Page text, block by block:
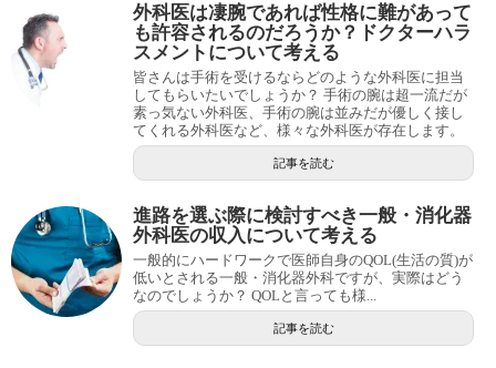
外科医は凄腕であれば性格に難があって
も許容されるのだろうか？ドクターハラ
スメントについて考える
皆さんは手術を受けるならどのような外科医に担当
してもらいたいでしょうか？ 手術の腕は超一流だが
素っ気ない外科医、手術の腕は並みだが優しく接し
てくれる外科医など、様々な外科医が存在します。
記事を読む
進路を選ぶ際に検討すべき一般・消化器
外科医の収入について考える
一般的にハードワークで医師自身のQOL(生活の質)が
低いとされる一般・消化器外科ですが、実際はどう
なのでしょうか？ QOLと言っても様...
記事を読む